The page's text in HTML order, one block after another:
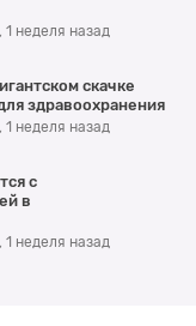
1 неделя назад
скачке
здравоохранения
1 неделя назад
с
в
1 неделя назад